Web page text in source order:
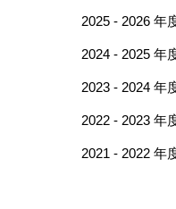
2025 - 2026 年
2024 - 2025 年
2023 - 2024 年
2022 - 2023 年
2021 - 2022 年